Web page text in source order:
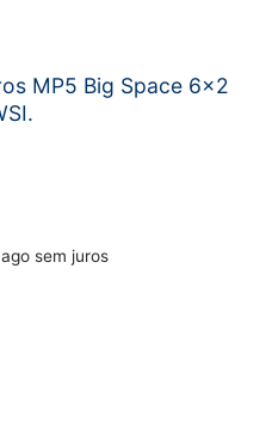
MP5 Big Space 6×2
sem juros